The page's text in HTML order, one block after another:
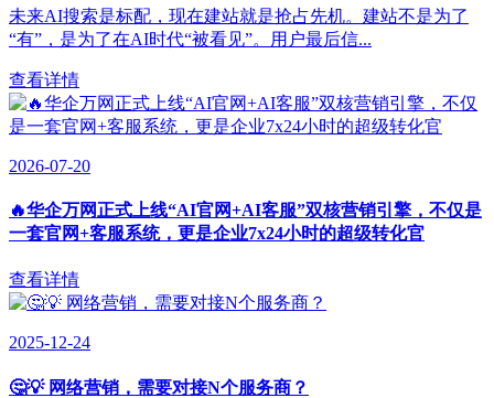
未来AI搜索是标配，现在建站就是抢占先机。建站不是为了
“有”，是为了在AI时代“被看见”。用户最后信...
查看详情
2026-07-20
🔥华企万网正式上线“AI官网+AI客服”双核营销引擎，不仅是
一套官网+客服系统，更是企业7x24小时的超级转化官
查看详情
2025-12-24
🤔💡 网络营销，需要对接N个服务商？